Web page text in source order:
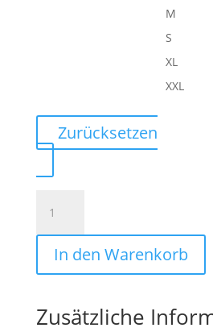
M
S
XL
XXL
Zurücksetzen
1/4
TOP
In den Warenkorb
Zusätzliche